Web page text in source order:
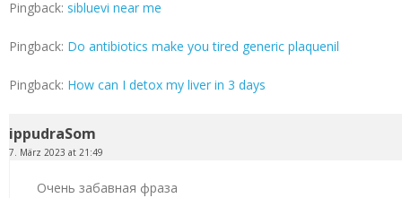
Pingback: sibluevi near me
Pingback: Do antibiotics make you tired generic plaquenil
Pingback: How can I detox my liver in 3 days
ippudraSom
7. März 2023 at 21:49
Очень забавная фраза